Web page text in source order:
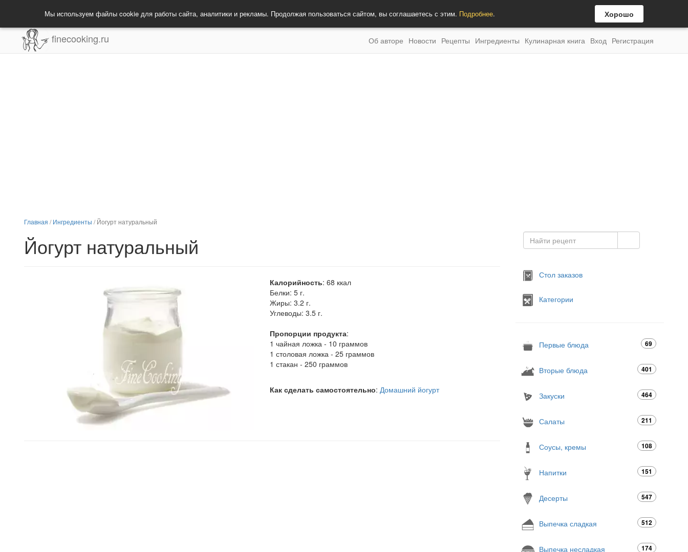
Мы используем файлы cookie для работы сайта, аналитики и рекламы. Продолжая пользоваться сайтом, вы соглашаетесь с этим. Подробнее. Хорошо
finecooking.ru Об авторе Новости Рецепты Ингредиенты Кулинарная книга Вход Регистрация
Главная /Ингредиенты /Йогурт натуральный
Йогурт натуральный
Калорийность: 68 ккал
Белки: 5 г.
Жиры: 3.2 г.
Углеводы: 3.5 г.
Пропорции продукта:
1 чайная ложка - 10 граммов
1 столовая ложка - 25 граммов
1 стакан - 250 граммов
Как сделать самостоятельно: Домашний йогурт
Стол заказов
Категории
Первые блюда 69
Вторые блюда 401
Закуски 464
Салаты 211
Соусы, кремы 108
Напитки 151
Десерты 547
Выпечка сладкая 512
Выпечка несладкая 174